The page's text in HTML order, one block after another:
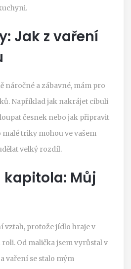
Jak z vaření
náročné a zábavné, mám pro
Například jak nakrájet cibuli
česnek nebo jak připravit
triky mohou ve vašem
velký rozdíl.
kapitola: Můj
vztah, protože jídlo hraje v
Od malička jsem vyrůstal v
vaření se stalo mým